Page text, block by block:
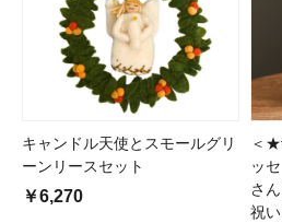
キャンドル天使とスモールグリ
ーンリースセット
￥6,270
＜
ッ
さ
祝